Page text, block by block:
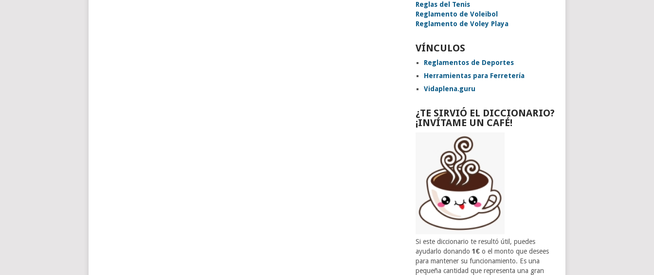
Reglas del Tenis
Reglamento de Voleibol
Reglamento de Voley Playa
VÍNCULOS
Reglamentos de Deportes
Herramientas para Ferretería
Vidaplena.guru
¿TE SIRVIÓ EL DICCIONARIO?
¡INVÍTAME UN CAFÉ!
Si este diccionario te resultó útil, puedes
ayudarlo donando1€ o el monto que desees
para mantener su funcionamiento. Es una
pequeña cantidad que representa una gran